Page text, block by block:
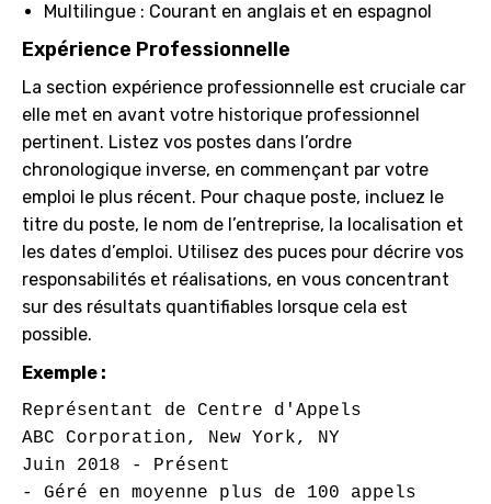
Multilingue : Courant en anglais et en espagnol
Expérience Professionnelle
La section expérience professionnelle est cruciale car
elle met en avant votre historique professionnel
pertinent. Listez vos postes dans l’ordre
chronologique inverse, en commençant par votre
emploi le plus récent. Pour chaque poste, incluez le
titre du poste, le nom de l’entreprise, la localisation et
les dates d’emploi. Utilisez des puces pour décrire vos
responsabilités et réalisations, en vous concentrant
sur des résultats quantifiables lorsque cela est
possible.
Exemple :
Représentant de Centre d'Appels
ABC Corporation, New York, NY
Juin 2018 - Présent
- Géré en moyenne plus de 100 appels